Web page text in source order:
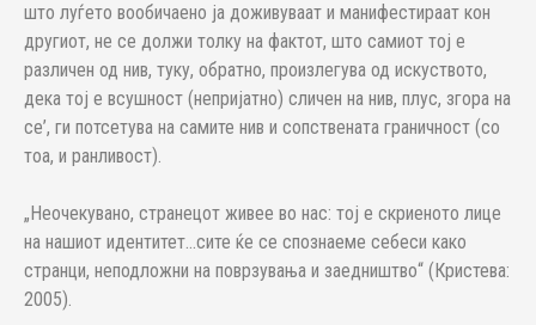
што луѓето вообичаено ја доживуваат и манифестираат кон
другиот, не се должи толку на фактот, што самиот тој е
различен од нив, туку, обратно, произлегува од искуството,
дека тој е всушност (непријатно) сличен на нив, плус, згора на
се’, ги потсетува на самите нив и сопствената граничност (со
тоа, и ранливост).
„Неочекувано, странецот живее во нас: тој е скриеното лице
на нашиот идентитет…сите ќе се спознаеме себеси како
странци, неподложни на поврзувања и заедништво“ (Кристева:
2005).